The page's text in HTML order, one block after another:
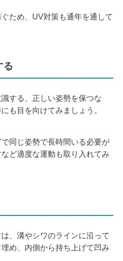
ため、UV対策も通年を通して
る
する、正しい姿勢を保つな
も目を向けてみましょう。
同じ姿勢で長時間いる必要が
ど適度な運動も取り入れてみ
、溝やシワのラインに沿って
め、内側から持ち上げて凹み